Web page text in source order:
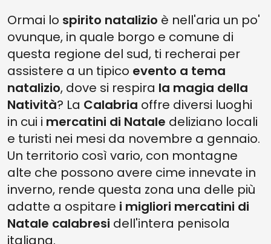
Ormai lo spirito natalizio è nell'aria un po'
ovunque, in quale borgo e comune di
questa regione del sud, ti recherai per
assistere a un tipico evento a tema
natalizio, dove si respira la magia della
Natività? La Calabria offre diversi luoghi
in cui i mercatini di Natale deliziano locali
e turisti nei mesi da novembre a gennaio.
Un territorio così vario, con montagne
alte che possono avere cime innevate in
inverno, rende questa zona una delle più
adatte a ospitare i migliori mercatini di
Natale calabresi dell'intera penisola
italiana.